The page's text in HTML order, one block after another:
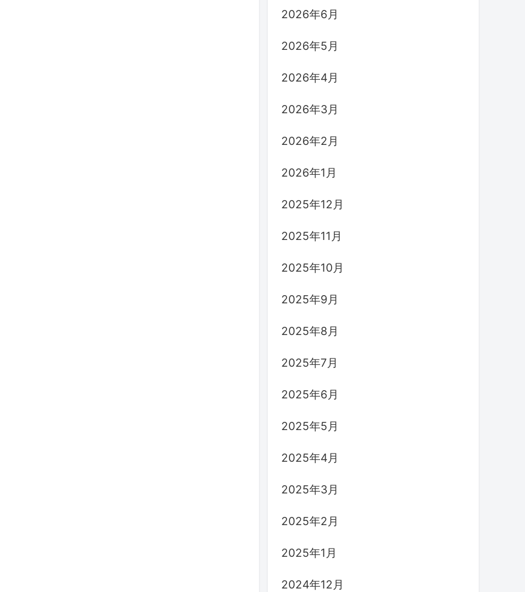
2026年6月
2026年5月
2026年4月
2026年3月
2026年2月
2026年1月
2025年12月
2025年11月
2025年10月
2025年9月
2025年8月
2025年7月
2025年6月
2025年5月
2025年4月
2025年3月
2025年2月
2025年1月
2024年12月